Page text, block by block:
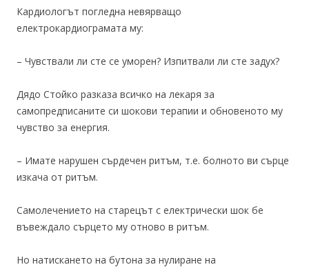
Кардиологът погледна невярващо
електрокардиограмата му:
– Чувствали ли сте се уморен? Изпитвали ли сте задух?
Дядо Стойко разказа всичко на лекаря за
самопредписаните си шокови терапии и обновеното му
чувство за енергия.
– Имате нарушен сърдечен ритъм, т.е. болното ви сърце
изкача от ритъм.
Самолечението на старецът с електрически шок бе
въвеждало сърцето му отново в ритъм.
Но натискането на бутона за нулиране на